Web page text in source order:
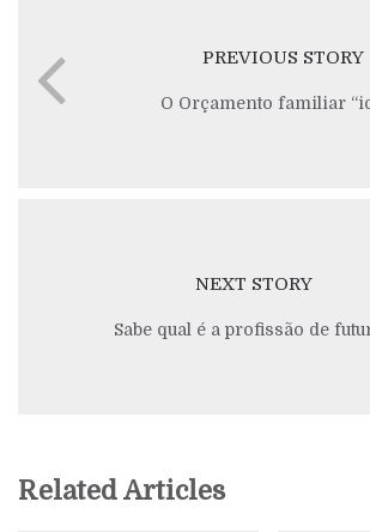
PREVIOUS STORY
O Orçamento familiar
NEXT STORY
Sabe qual é a profissão de
Related Articles